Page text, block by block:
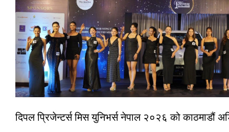
दिपल प्रिजेन्टर्स मिस युनिभर्स नेपाल २०२६ को काठमाडौं